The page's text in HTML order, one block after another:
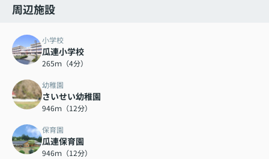
周辺施設
小学校
瓜連小学校
265ｍ（4分）
幼稚園
さいせい幼稚園
946ｍ（12分）
保育園
瓜連保育園
946ｍ（12分）